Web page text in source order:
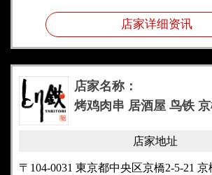
店家详细资讯
店家名称：
烤鸡肉串 居酒屋 鸟铁
店家地址
〒104-0031 東京都中央区京橋2-5-21